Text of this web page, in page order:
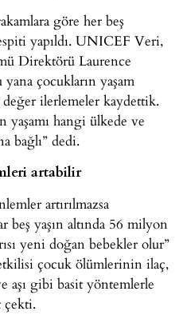
göre her beş
yapıldı. UNICEF Veri,
Direktörü Laurence
çocukların yaşam
değer ilerlemeler kaydettik.
hangi ülkede ve
bağlı” dedi.
artabilir
artırılmazsa
beş yaşın altında 56 milyon
yeni doğan bebekler olur”
çocuk ölümlerinin ilaç,
aşı gibi basit yöntemlerle
çekti.